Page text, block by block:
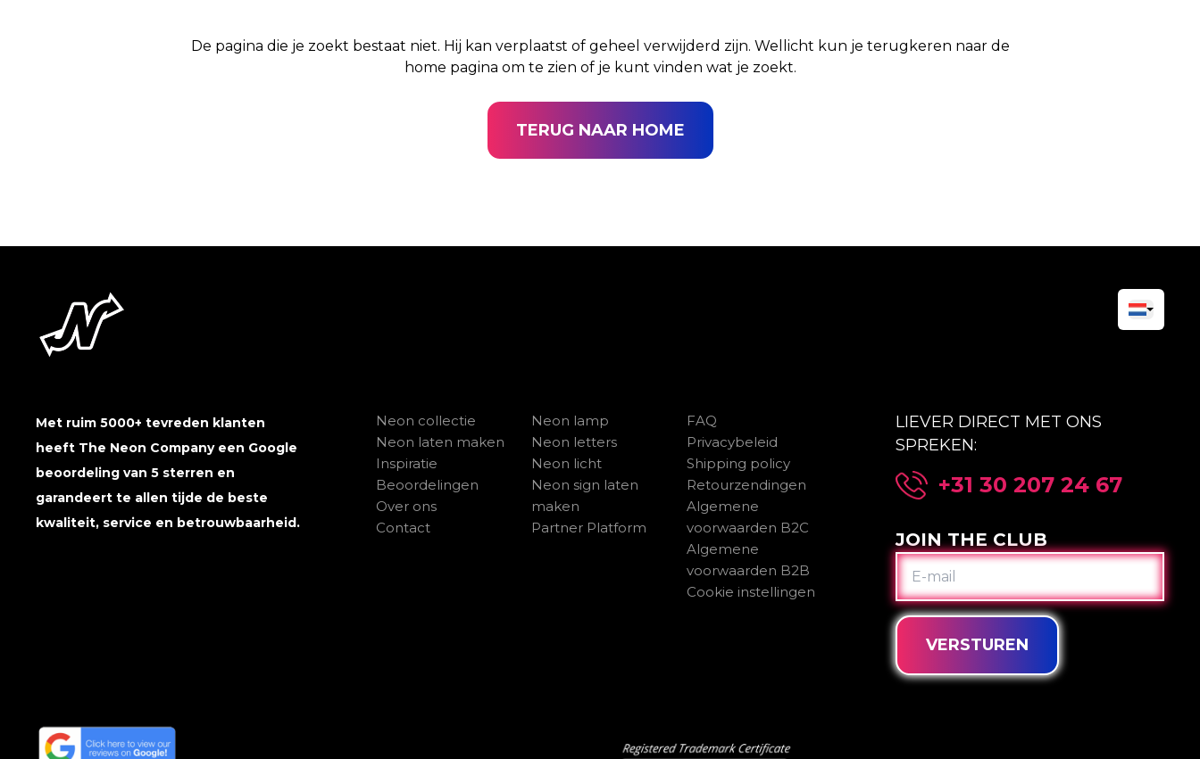
De pagina die je zoekt bestaat niet. Hij kan verplaatst of geheel verwijderd zijn. Wellicht kun je terugkeren naar de
home pagina om te zien of je kunt vinden wat je zoekt.
TERUG NAAR HOME
Met ruim 5000+ tevreden klanten
heeft The Neon Company een Google
beoordeling van 5 sterren en
garandeert te allen tijde de beste
kwaliteit, service en betrouwbaarheid.
Neon collectie
Neon laten maken
Inspiratie
Beoordelingen
Over ons
Contact
Neon lamp
Neon letters
Neon licht
Neon sign laten
maken
Partner Platform
FAQ
Privacybeleid
Shipping policy
Retourzendingen
Algemene
voorwaarden B2C
Algemene
voorwaarden B2B
Cookie instellingen
LIEVER DIRECT MET ONS
SPREKEN:
+31 30 207 24 67
JOIN THE CLUB
E-
MAIL
VERSTUREN